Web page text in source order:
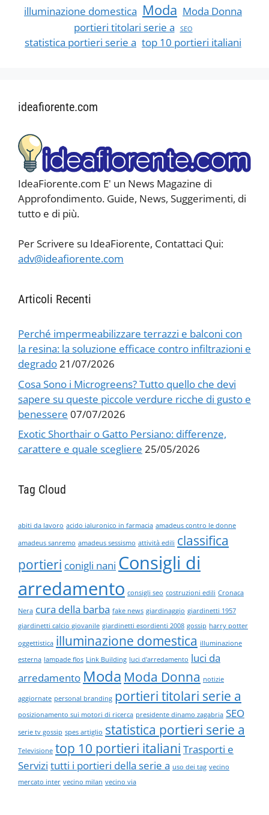
illuminazione domestica Moda Moda Donna
portieri titolari serie a
SEO
statistica portieri serie a top 10 portieri italiani
ideafiorente.com
IdeaFiorente.com E' un News Magazine di
Approfondimento. Guide, News, Suggerimenti, di
tutto e di più.
Per Scrivere su IdeaFiorente, Contattaci Qui:
adv@ideafiorente.com
Articoli Recenti
Perché impermeabilizzare terrazzi e balconi con
la resina: la soluzione efficace contro infiltrazioni e
degrado21/07/2026
Cosa Sono i Microgreens? Tutto quello che devi
sapere su queste piccole verdure ricche di gusto e
benessere 07/07/2026
Exotic Shorthair o Gatto Persiano: differenze,
carattere e quale scegliere 25/05/2026
Tag Cloud
abiti da lavoro acido ialuronico in farmacia amadeus contro le donne
amadeus sanremo amadeus sessismo attività edili classifica
portieri conigli nani Consigli di
arredamento consigli seo costruzioni edili Cronaca
Nera cura della barba fake news giardinaggio giardinetti 1957
giardinetti calcio giovanile giardinetti esordienti 2008 gossip harry potter
oggettistica illuminazione domestica illuminazione
esterna lampade flos Link Building luci d'arredamento luci da
arredamento Moda Moda Donna notizie
aggiornate personal branding portieri titolari serie a
posizionamento sui motori di ricerca presidente dinamo zagabria SEO
serie tv gossip spes artiglio statistica portieri serie a
Televisione top 10 portieri italiani Trasporti e
Servizi tutti i portieri della serie a uso dei tag vecino
mercato inter vecino milan vecino via